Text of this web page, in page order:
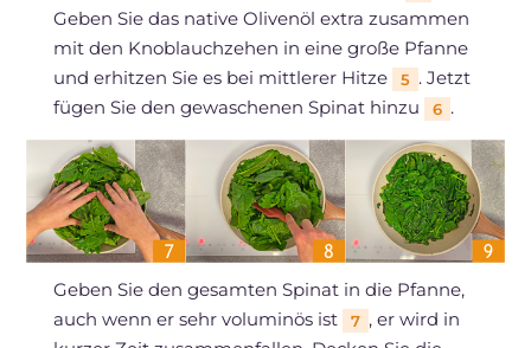
Geben Sie das native Olivenöl extra zusammen
mit den Knoblauchzehen in eine große Pfanne
und erhitzen Sie es bei mittlerer Hitze
5 . Jetzt
fügen Sie den gewaschenen Spinat hinzu
6 .
Geben Sie den gesamten Spinat in die Pfanne,
auch wenn er sehr voluminös ist
7 , er wird in